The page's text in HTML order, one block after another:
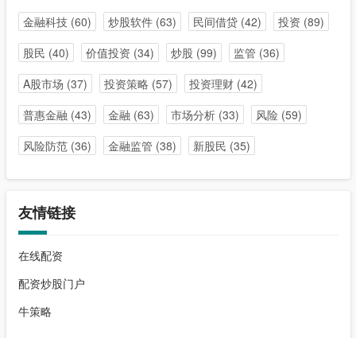
金融科技(60) 炒股软件(63) 民间借贷(42) 投资 (89)
股民 (40) 价值投资 (34) 炒股 (99) 监管 (36)
A股市场 (37) 投资策略 (57) 投资理财(42)
普惠金融 (43) 金融 (63) 市场分析(33) 风险(59)
风险防范(36) 金融监管 (38) 新股民 (35)
友情链接
在线配资
配资炒股门户
牛策略